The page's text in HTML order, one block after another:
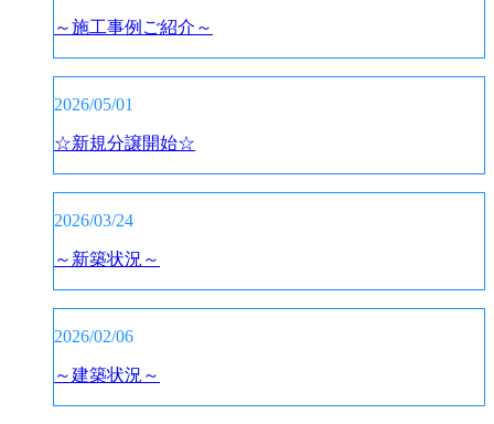
～施工事例ご紹介～
2026/05/01
☆新規分譲開始☆
2026/03/24
～新築状況～
2026/02/06
～建築状況～